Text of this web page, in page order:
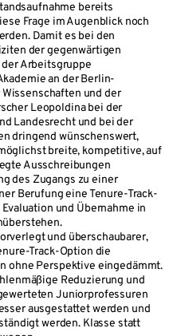
bereits
Frage im Augenblick noch
Damit es bei den
der gegenwärtigen
Arbeitsgruppe
an der Berlin-
und der
Leopoldina bei der
Landesrecht und bei der
dringend wünschenswert,
breite, kompetitive, auf
Ausschreibungen
des Zugangs zu einer
Berufung eine Tenure-Track-
und Übernahme in
und überschaubarer,
Track-Option die
ohne Perspektive eingedämmt.
Reduzierung und
Juniorprofessuren
ausgestattet werden und
werden. Klasse statt